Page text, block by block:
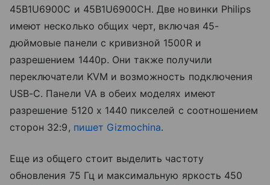
45B1U6900C и 45B1U6900CH. Две новинки Philips
имеют несколько общих черт, включая 45-
дюймовые панели с кривизной 1500R и
разрешением 1440p. Они также получили
переключатели KVM и возможность подключения
USB-C. Панели VA в обеих моделях имеют
разрешение 5120 x 1440 пикселей с соотношением
сторон 32:9, пишет Gizmochina.
Еще из общего стоит выделить частоту
обновления 75 Гц и максимальную яркость 450